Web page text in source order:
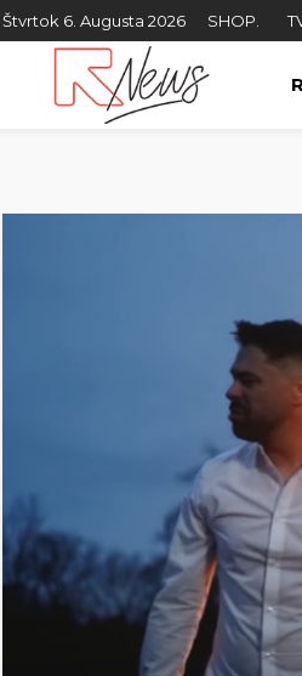
Štvrtok 6. Augusta 2026 SHOP.